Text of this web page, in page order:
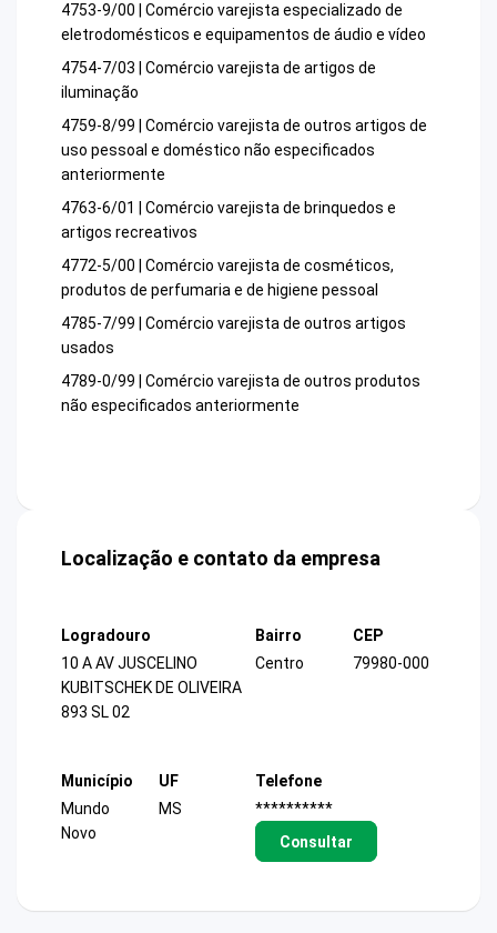
4753-9/00 | Comércio varejista especializado de
eletrodomésticos e equipamentos de áudio e vídeo
4754-7/03 | Comércio varejista de artigos de
iluminação
4759-8/99 | Comércio varejista de outros artigos de
uso pessoal e doméstico não especificados
anteriormente
4763-6/01 | Comércio varejista de brinquedos e
artigos recreativos
4772-5/00 | Comércio varejista de cosméticos,
produtos de perfumaria e de higiene pessoal
4785-7/99 | Comércio varejista de outros artigos
usados
4789-0/99 | Comércio varejista de outros produtos
não especificados anteriormente
Localização e contato da empresa
Logradouro
10 A AV JUSCELINO
KUBITSCHEK DE OLIVEIRA
893 SL 02
Bairro
Centro
CEP
79980-000
Município
Mundo
Novo
UF
MS
Telefone
**********
Consultar